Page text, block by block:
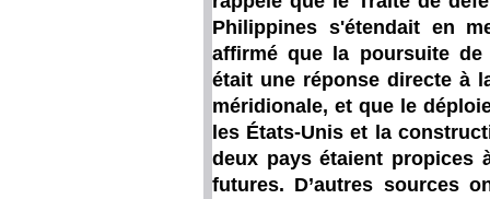
Philippines s'étendait en
affirmé que la poursuite
était une réponse directe à
méridionale, et que le
les États-Unis et la
deux pays étaient propices
futures. D’autres sources